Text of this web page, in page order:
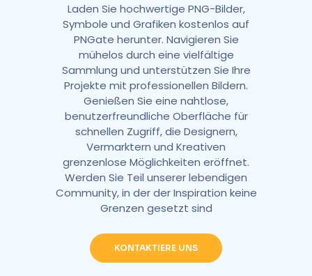
Laden Sie hochwertige PNG-Bilder,
Symbole und Grafiken kostenlos auf
PNGate herunter. Navigieren Sie
mühelos durch eine vielfältige
Sammlung und unterstützen Sie Ihre
Projekte mit professionellen Bildern.
Genießen Sie eine nahtlose,
benutzerfreundliche Oberfläche für
schnellen Zugriff, die Designern,
Vermarktern und Kreativen
grenzenlose Möglichkeiten eröffnet.
Werden Sie Teil unserer lebendigen
Community, in der der Inspiration keine
Grenzen gesetzt sind
KONTAKTIERE UNS